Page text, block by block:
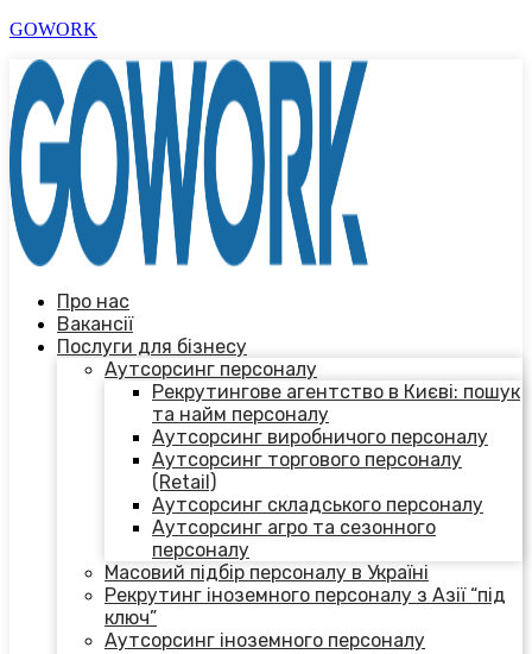
GOWORK
Про нас
Вакансії
Послуги для бізнесу
Аутсорсинг персоналу
Рекрутингове агентство в Києві: пошук
та найм персоналу
Аутсорсинг виробничого персоналу
Аутсорсинг торгового персоналу
(Retail)
Аутсорсинг складського персоналу
Аутсорсинг агро та сезонного
персоналу
Масовий підбір персоналу в Україні
Рекрутинг іноземного персоналу з Азії “під
ключ”
Аутсорсинг іноземного персоналу